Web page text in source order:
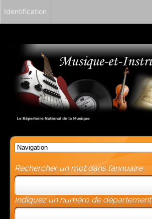
Rechercher un mot dans l’annuaire
Indiquez un numéro de département
Identification